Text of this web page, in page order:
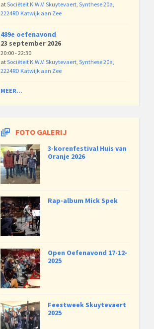
atSociëteit K.W.V. Skuytevaert, Synthese 20a,
2224RD Katwijk aan Zee
489e oefenavond
23 september 2026
20:00 - 22:30
atSociëteit K.W.V. Skuytevaert, Synthese 20a,
2224RD Katwijk aan Zee
MEER...
FOTO GALERIJ
3-korenfestival Huis van
Oranje 2026
Rap-album Mick Spek
Open Oefenavond 17-12-
2025
Feestweek Skuytevaert
2025